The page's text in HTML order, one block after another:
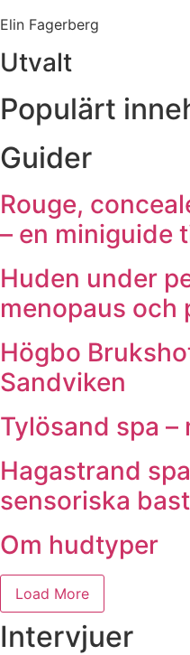
Elin Fagerberg
Utvalt
Populärt
Guider
Rouge,
– en miniguide
Huden under
menopaus och
Högbo
Sandviken
Tylösand spa
Hagastrand
sensoriska
Om hudtyper
Load More
Intervjuer